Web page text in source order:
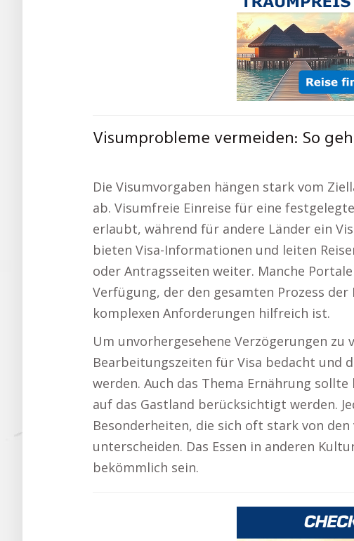
Visumprobleme vermeiden: So
Die Visumvorgaben hängen stark vom
ab. Visumfreie Einreise für eine
erlaubt, während für andere Länder ein
bieten Visa-Informationen und leiten
oder Antragsseiten weiter. Manche
Verfügung, der den gesamten Prozess
komplexen Anforderungen hilfreich ist.
Um unvorhergesehene Verzögerungen zu
Bearbeitungszeiten für Visa bedacht und
werden. Auch das Thema Ernährung
auf das Gastland berücksichtigt werden.
Besonderheiten, die sich oft stark von
unterscheiden. Das Essen in anderen
bekömmlich sein.